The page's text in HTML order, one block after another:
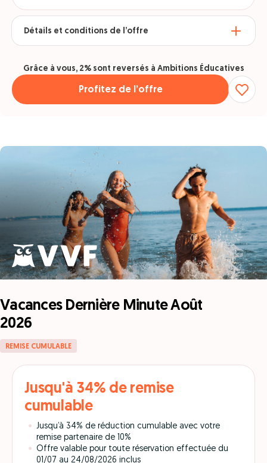
Détails et conditions de l’offre
Profitez de l’offre
Grâce à vous, 2% sont reversés à Ambitions Éducatives
Vacances Dernière Minute Août
2026
REMISE CUMULABLE
Jusqu'à 34% de remise
cumulable
Jusqu’à 34% de réduction cumulable avec votre
remise partenaire de 10%
Offre valable pour toute réservation effectuée du
01/07 au 24/08/2026 inclus